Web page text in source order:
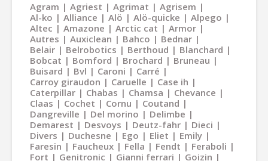
Agram Agriest Agrimat
Agrisem
Al-ko
Alliance Alö Alö-quicke
Alpego
Altec
Amazone Arctic cat
Armor
Autres
Auxiclean Bahco
Bednar
Belair
Belrobotics Berthoud
Blanchard
Bobcat
Bomford Brochard
Bruneau
Buisard
Bvl Caroni
Carré
Carroy giraudon
Caruelle
Case ih
Caterpillar
Chabas Chamsa
Chevance
Claas
Cochet Cornu
Coutand
Dangreville
Del morino
Delimbe
Demarest
Desvoys Deutz-fahr
Dieci
Divers
Duchesne Ego Eliet
Emily
Faresin
Faucheux Fella Fendt
Feraboli
Fort
Genitronic Gianni ferrari
Goizin